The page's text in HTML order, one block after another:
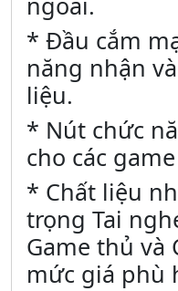
* Đầu cắm
năng nhận
liệu.
* Nút chức
cho các
* Chất liệu
trọng Tai
Game thủ và
mức giá phù